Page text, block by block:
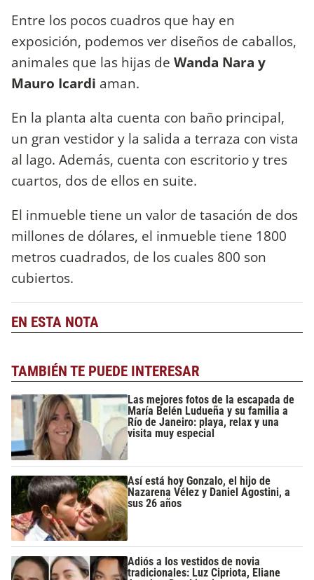
Entre los pocos cuadros que hay en
exposición, podemos ver diseños de caballos,
animales que las hijas de Wanda Nara y
Mauro Icardi aman.
En la planta alta cuenta con baño principal,
un gran vestidor y la salida a terraza con vista
al lago. Además, cuenta con escritorio y tres
cuartos, dos de ellos en suite.
El inmueble tiene un valor de tasación de dos
millones de dólares, el inmueble tiene 1800
metros cuadrados, de los cuales 800 son
cubiertos.
EN ESTA NOTA
TAMBIÉN TE PUEDE INTERESAR
Las mejores fotos de la escapada de
María Belén Ludueña y su familia a
Río de Janeiro: playa, relax y una
visita muy especial
Así está hoy Gonzalo, el hijo de
Nazarena Vélez y Daniel Agostini, a
sus 26 años
Adiós a los vestidos de novia
tradicionales: Luz Cipriota, Eliane